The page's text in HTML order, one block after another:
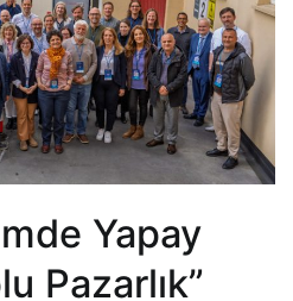
Yapay
Pazarlık”